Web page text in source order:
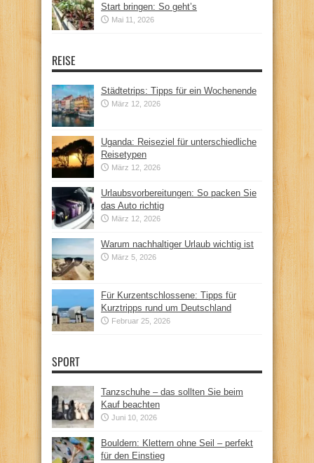
Start bringen: So geht’s
Mai 11, 2026
REISE
Städtetrips: Tipps für ein Wochenende
März 12, 2026
Uganda: Reiseziel für unterschiedliche
Reisetypen
März 12, 2026
Urlaubsvorbereitungen: So packen Sie
das Auto richtig
März 12, 2026
Warum nachhaltiger Urlaub wichtig ist
März 5, 2026
Für Kurzentschlossene: Tipps für
Kurztripps rund um Deutschland
Februar 25, 2026
SPORT
Tanzschuhe – das sollten Sie beim
Kauf beachten
Juni 10, 2026
Bouldern: Klettern ohne Seil – perfekt
für den Einstieg